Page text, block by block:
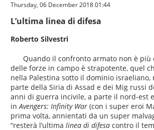
Thursday, 06 December 2018 01:44
L’ultima linea di difesa
Roberto Silvestri
Quando il confronto armato non è più
delle forze in campo è strapotente, quel
nella Palestina sotto il dominio israeliano,
parte della Siria di Assad e dei Mig russi
anni di guerra incivile, a parte il nord-est e
inAvengers: Infinity War(con i super eroi
prima volta, annientati da un super
“resterà l’ultimalinea di difesa contro il